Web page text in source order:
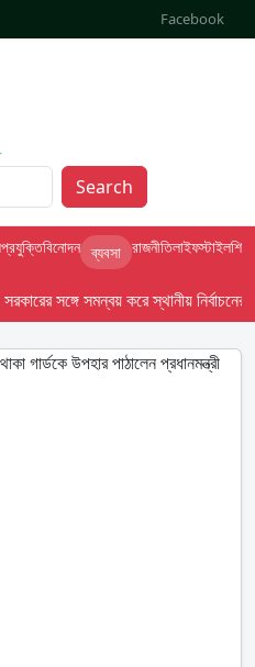
Facebook
Search
প্রযুক্তিবিনোদন ব্যবসা রাজনীতিলাইফস্টাইলশিক্ষা
সঙ্গে সমন্বয় করে স্থানীয় নির্বাচনের